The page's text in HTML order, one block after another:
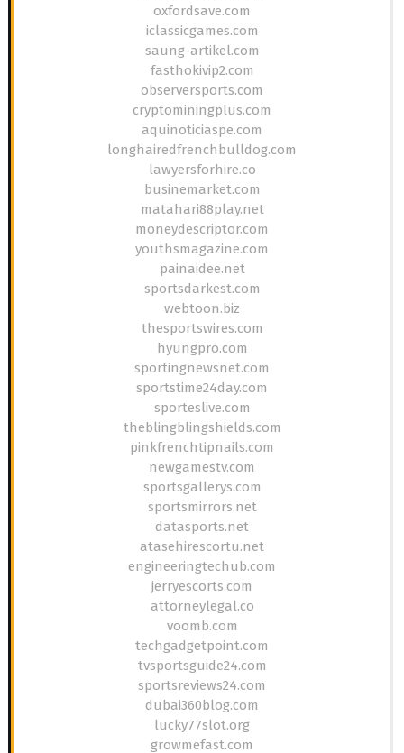
oxfordsave.com
iclassicgames.com
saung-artikel.com
fasthokivip2.com
observersports.com
cryptominingplus.com
aquinoticiaspe.com
longhairedfrenchbulldog.com
lawyersforhire.co
businemarket.com
matahari88play.net
moneydescriptor.com
youthsmagazine.com
painaidee.net
sportsdarkest.com
webtoon.biz
thesportswires.com
hyungpro.com
sportingnewsnet.com
sportstime24day.com
sporteslive.com
theblingblingshields.com
pinkfrenchtipnails.com
newgamestv.com
sportsgallerys.com
sportsmirrors.net
datasports.net
atasehirescortu.net
engineeringtechub.com
jerryescorts.com
attorneylegal.co
voomb.com
techgadgetpoint.com
tvsportsguide24.com
sportsreviews24.com
dubai360blog.com
lucky77slot.org
growmefast.com